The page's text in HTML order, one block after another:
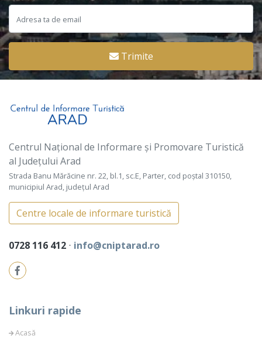
Trimite
Centrul Național de Informare și Promovare Turistică
al Județului Arad
Strada Banu Mărăcine nr. 22, bl.1, sc.E, Parter, cod poștal 310150,
municipiul Arad, județul Arad
Centre locale de informare turistică
0728 116 412 ⋅ info@cniptarad.ro
Linkuri rapide
Acasă